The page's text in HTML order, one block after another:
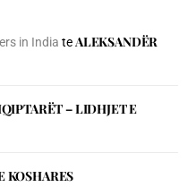
in India teALEKSANDËR
– LIDHJET E
KOSHARES